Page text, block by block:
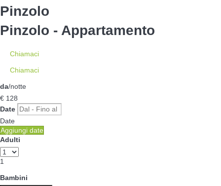
Pinzolo
Pinzolo - Appartamento
Chiamaci
Chiamaci
da/notte
€ 128
Date
Date
Aggiungi date
Adulti
1
Bambini